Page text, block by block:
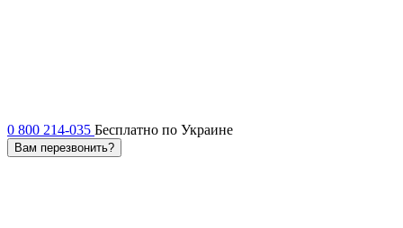
0 800 214-035 Бесплатно по Украине
Вам перезвонить?